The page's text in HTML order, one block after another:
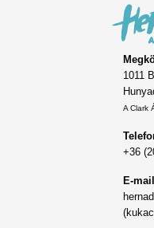
1011
A Clark
+36
E-mail